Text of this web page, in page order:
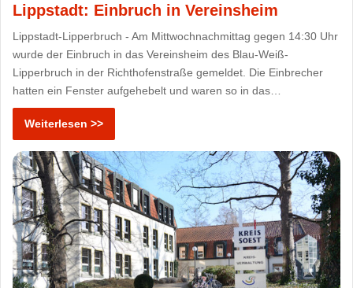
Lippstadt: Einbruch in Vereinsheim
Lippstadt-Lipperbruch - Am Mittwochnachmittag gegen 14:30 Uhr
wurde der Einbruch in das Vereinsheim des Blau-Weiß-
Lipperbruch in der Richthofenstraße gemeldet. Die Einbrecher
hatten ein Fenster aufgehebelt und waren so in das…
Weiterlesen >>